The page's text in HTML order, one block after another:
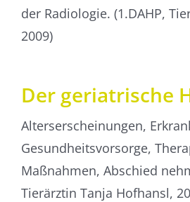
der Radiologie. (1.DAHP,
2009)
Der geriatrische
Alterserscheinungen,
Gesundheitsvorsorge,
Maßnahmen, Abschied
Tierärztin Tanja Hofhansl,